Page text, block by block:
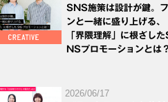
SNS施策は設計が鍵。
ンと一緒に盛り上げる、
「界隈理解」に根ざした
NSプロモーションとは
2026/06/17